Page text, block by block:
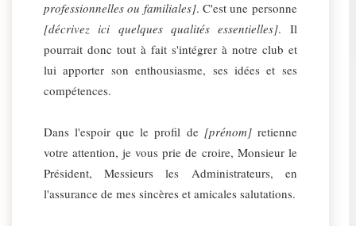
professionnelles ou familiales]. C'est une personne
[décrivez ici quelques qualités essentielles]. Il
pourrait donc tout à fait s'intégrer à notre club et
lui apporter son enthousiasme, ses idées et ses
compétences.
Dans l'espoir que le profil de [prénom]retienne
votre attention, je vous prie de croire, Monsieur le
Président, Messieurs les Administrateurs, en
l'assurance de mes sincères et amicales salutations.